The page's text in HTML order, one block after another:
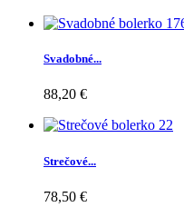
Svadobné...
88,20 €
Strečové...
78,50 €